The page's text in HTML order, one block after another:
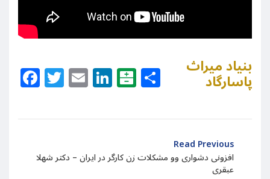
Facebook
Twitter
EmailLinkedIn
Balatarin
Share
بنیاد میراث
پاسارگاد
Read Previous
افزونی دشواری وو مشکلات زن کارگر در ایران – دکتر شهلا
عبقری